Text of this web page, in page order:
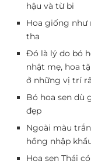
hậu và từ bi
Hoa giống như
tha
Đó là lý do bó
nhật mẹ, hoa
ở những vị trí
Bó hoa sen dù
đẹp
Ngoài màu
hồng nhập
Hoa sen Thái